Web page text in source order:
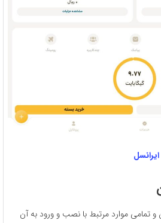
و تمامی موارد مرتبط با نصب و ورود به آن